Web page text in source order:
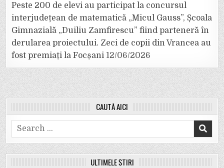
Peste 200 de elevi au participat la concursul
interjudețean de matematică „Micul Gauss”, Școala
Gimnazială „Duiliu Zamfirescu” fiind parteneră în
derularea proiectului. Zeci de copii din Vrancea au
fost premiați la Focșani 12/06/2026
CAUTĂ AICI
Search
for:
ULTIMELE ȘTIRI